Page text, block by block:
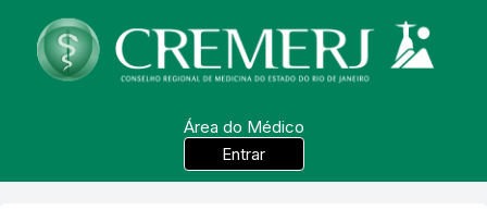
Área do Médico
Entrar